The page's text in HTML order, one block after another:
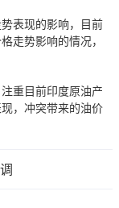
表现的影响，目前
走势影响的情况，
重目前印度原油产
，冲突带来的油价